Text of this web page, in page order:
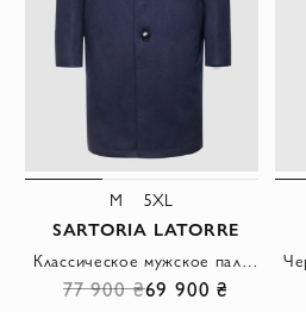
M 5XL
SARTORIA LATORRE
77 900 ₴69 900 ₴